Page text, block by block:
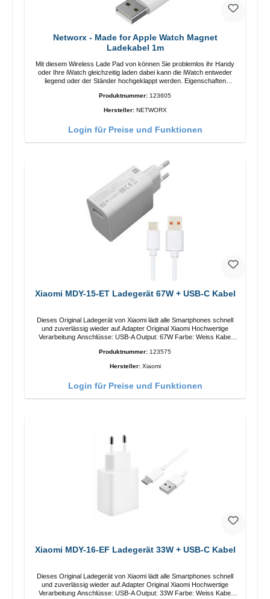
Networx - Made for Apple Watch Magnet
Ladekabel 1m
Mit diesem Wireless Lade Pad von können Sie problemlos ihr Handy
oder Ihre iWatch gleichzeitig laden dabei kann die iWatch entweder
liegend oder der Ständer hochgeklappt werden. Eigenschaften
Produktnummer: 123605
Hersteller: NETWORX
Login für Preise und Funktionen
Xiaomi MDY-15-ET Ladegerät 67W + USB-C Kabel
Dieses Original Ladegerät von Xiaomi lädt alle Smartphones schnell
und zuverlässig wieder auf.Adapter Original Xiaomi Hochwertige
Verarbeitung Anschlüsse: USB-A Output: 67W Farbe: Weiss Kabel
Produktnummer: 123575
Hersteller: Xiaomi
Login für Preise und Funktionen
Xiaomi MDY-16-EF Ladegerät 33W + USB-C Kabel
Dieses Original Ladegerät von Xiaomi lädt alle Smartphones schnell
und zuverlässig wieder auf.Adapter Original Xiaomi Hochwertige
Verarbeitung Anschlüsse: USB-A Output: 33W Farbe: Weiss Kabel